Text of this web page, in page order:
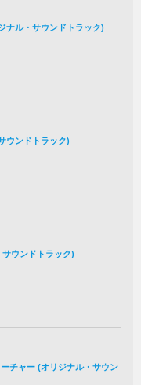
ナル・サウンドトラック)
ウンドトラック)
ウンドトラック)
チャー (オリジナル・サウン